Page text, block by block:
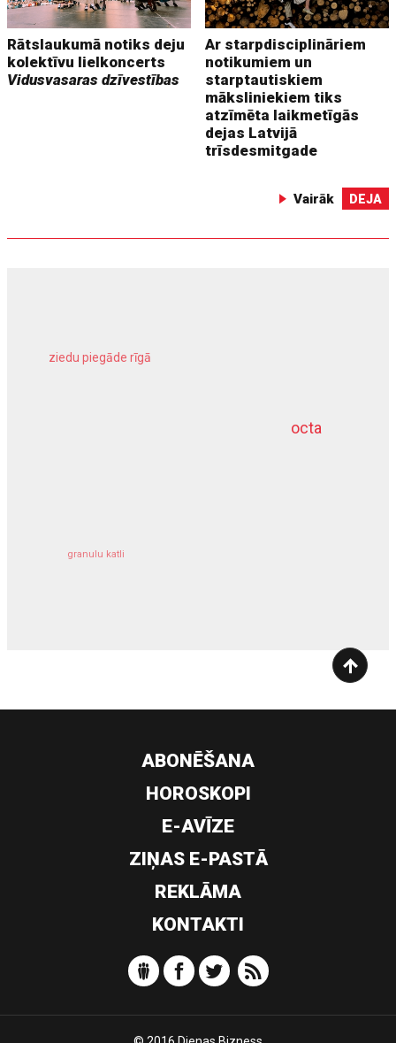
Rātslaukumā notiks deju
kolektīvu lielkoncerts
Vidusvasaras dzīvestības
Ar starpdisciplināriem
notikumiem un
starptautiskiem
māksliniekiem tiks
atzīmēta laikmetīgās
dejas Latvijā
trīsdesmitgade
Vairāk DEJA
octa
ziedu piegāde rīgā
granulu katli
dziļurbums
ABONĒŠANA
HOROSKOPI
E-AVĪZE
ZIŅAS E-PASTĀ
REKLĀMA
KONTAKTI